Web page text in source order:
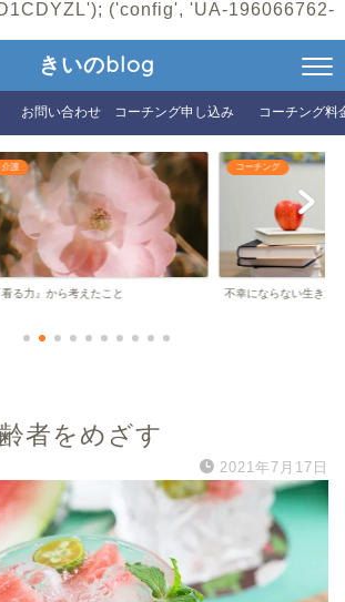
('config', 'UA-196066762-
きいのblog
お問い合わせ コーチング申し込み コーチング料
介護
看る力』から考えたこと
コーチング
不幸にならない生き方
者をめざす
2021年7月17日